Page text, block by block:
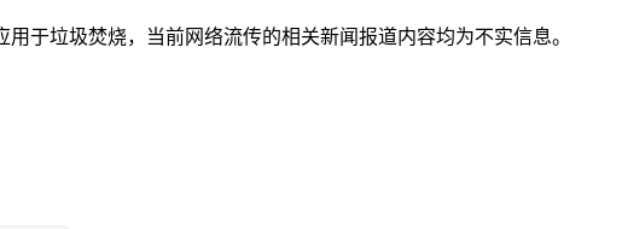
垃圾焚烧，当前网络流传的相关新闻报道内容均为不实信息。